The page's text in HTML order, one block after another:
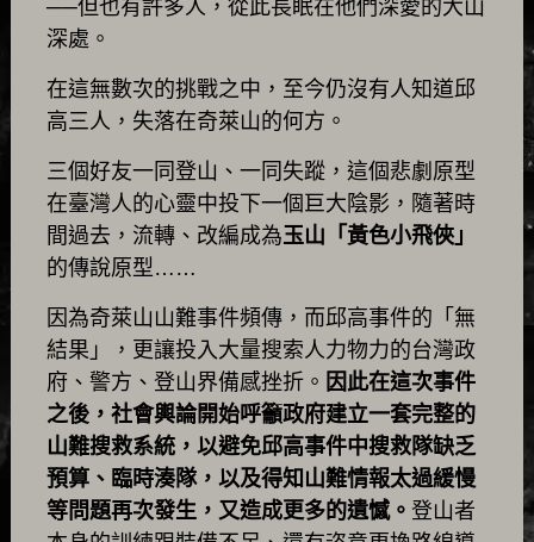
──但也有許多人，從此長眠在他們深愛的大山
深處。
在這無數次的挑戰之中，至今仍沒有人知道邱
高三人，失落在奇萊山的何方。
三個好友一同登山、一同失蹤，這個悲劇原型
在臺灣人的心靈中投下一個巨大陰影，隨著時
間過去，流轉、改編成為玉山「黃色小飛俠」
的傳說原型……
因為奇萊山山難事件頻傳，而邱高事件的「無
結果」，更讓投入大量搜索人力物力的台灣政
府、警方、登山界備感挫折。 因此在這次事件
之後，社會輿論開始呼籲政府建立一套完整的
山難搜救系統，以避免邱高事件中搜救隊缺乏
預算、臨時湊隊，以及得知山難情報太過緩慢
等問題再次發生，又造成更多的遺憾。 登山者